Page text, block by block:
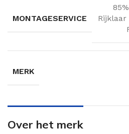
MONTAGESERVICE
MERK
Over het merk